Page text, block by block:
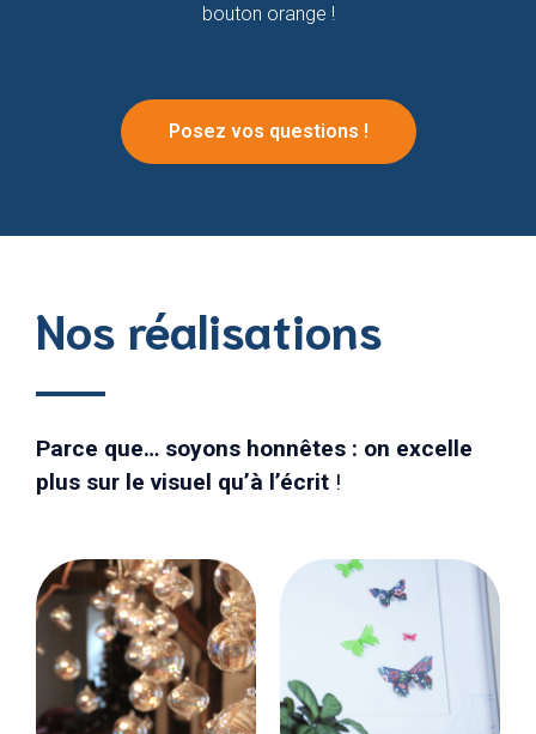
bouton orange !
Posez vos questions !
Nos réalisations
Parce que… soyons honnêtes : on excelle
plus sur le visuel qu’à l’écrit !